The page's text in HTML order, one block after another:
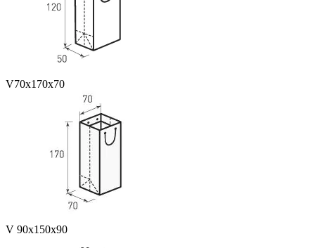
V70x170x70
V 90x150x90